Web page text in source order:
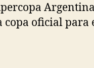
copa oficial